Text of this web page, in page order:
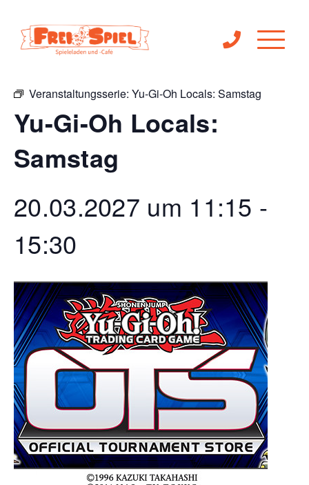
« Alle Veranstaltungen
Veranstaltungsserie: Yu-Gi-Oh Locals: Samstag
Yu-Gi-Oh Locals:
Samstag
20.03.2027 um 11:15 -
15:30